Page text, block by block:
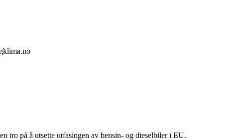
tro på å utsette utfasingen av bensin- og dieselbiler i EU.